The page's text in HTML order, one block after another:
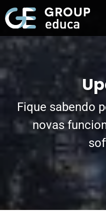
Fique sabendo
novas